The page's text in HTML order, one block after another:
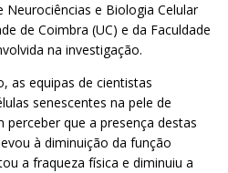
Neurociências e Biologia Celular
de Coimbra (UC) e da Faculdade
na investigação.
as equipas de cientistas
senescentes na pele de
que a presença destas
à diminuição da função
a fraqueza física e diminuiu a